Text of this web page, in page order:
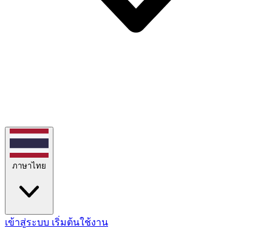
ภาษาไทย
เข้าสู่ระบบ เริ่มต้นใช้งาน